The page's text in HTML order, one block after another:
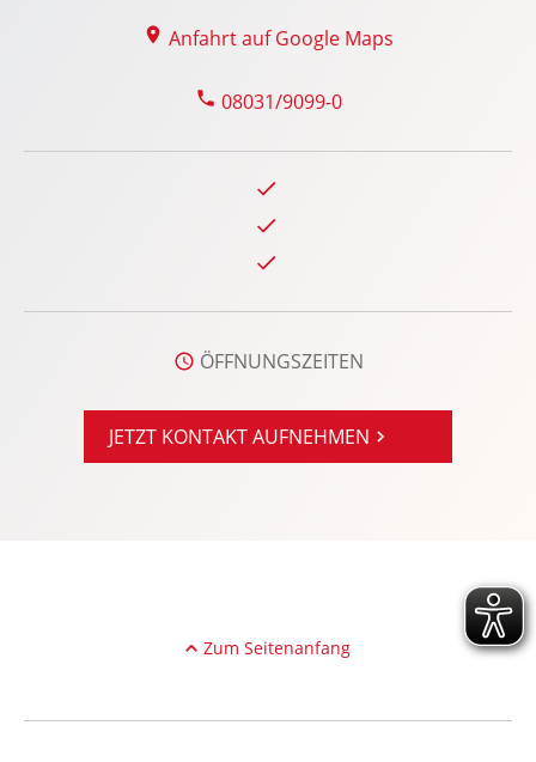
Multi-Funktions-Display
MyKey Schlüsselsystem
Notbremsassistent
Optikpaket: Body-Styling-Paket
Power KeyFree-Startfunktion
Radio-Navigationssystem: Ford SD mit Ford
Raucherpaket
Reifendruckkontrolle
Anfahrt auf Google Maps
08031/9099-0
ÖFFNUNGSZEITEN
JETZT KONTAKT AUFNEHMEN
Zum Seitenanfang